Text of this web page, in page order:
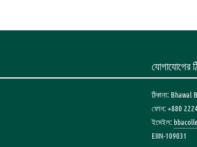
যোগাযোগের
ঠিকানা:
ফোন: +880
ইমেইল:
EIIN-109031